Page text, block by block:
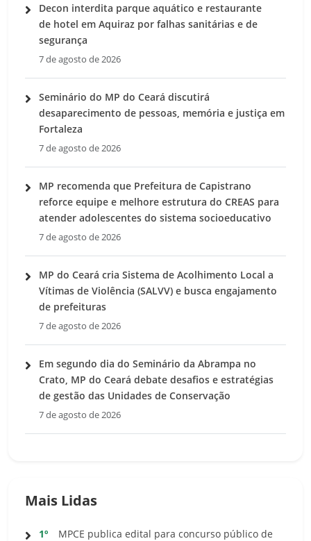
Decon interdita parque aquático e restaurante
de hotel em Aquiraz por falhas sanitárias e de
segurança
7 de agosto de 2026
Seminário do MP do Ceará discutirá
desaparecimento de pessoas, memória e justiça em
Fortaleza
7 de agosto de 2026
MP recomenda que Prefeitura de Capistrano
reforce equipe e melhore estrutura do CREAS para
atender adolescentes do sistema socioeducativo
7 de agosto de 2026
MP do Ceará cria Sistema de Acolhimento Local a
Vítimas de Violência (SALVV) e busca engajamento
de prefeituras
7 de agosto de 2026
Em segundo dia do Seminário da Abrampa no
Crato, MP do Ceará debate desafios e estratégias
de gestão das Unidades de Conservação
7 de agosto de 2026
Mais Lidas
1º
MPCE publica edital para concurso público de